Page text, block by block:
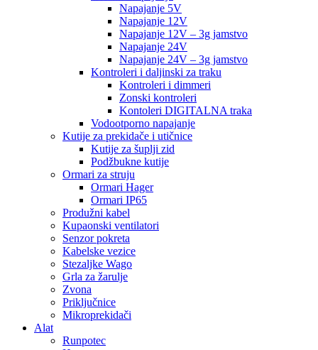
Napajanje 5V
Napajanje 12V
Napajanje 12V – 3g jamstvo
Napajanje 24V
Napajanje 24V – 3g jamstvo
Kontroleri i daljinski za traku
Kontroleri i dimmeri
Zonski kontroleri
Kontoleri DIGITALNA traka
Vodootporno napajanje
Kutije za prekidače i utičnice
Kutije za šuplji zid
Podžbukne kutije
Ormari za struju
Ormari Hager
Ormari IP65
Produžni kabel
Kupaonski ventilatori
Senzor pokreta
Kabelske vezice
Stezaljke Wago
Grla za žarulje
Zvona
Priključnice
Mikroprekidači
Alat
Runpotec